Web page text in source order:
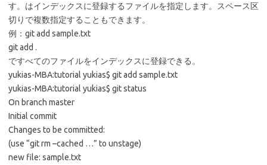
す。 はインデックスに登録するファイルを指定します。スペース区
切りで複数指定することもできます。
例：git add sample.txt
git add .
ですべてのファイルをインデックスに登録できる。
yukias-MBA:tutorial yukias$ git add sample.txt
yukias-MBA:tutorial yukias$ git status
On branch master
Initial commit
Changes to be committed:
(use “git rm –cached …” to unstage)
new file: sample.txt